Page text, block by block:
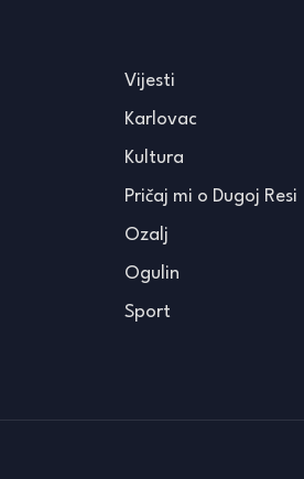
Vijesti
Karlovac
Kultura
Pričaj mi o Dugoj Resi
Ozalj
Ogulin
Sport